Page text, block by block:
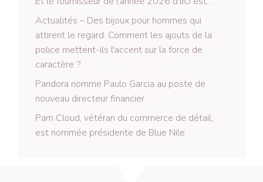
Actualités – Des bijoux pour hommes qui
attirent le regard. Comment les ajouts de la
police mettent-ils l'accent sur la force de
caractère ?
Pandora nomme Paulo Garcia au poste de
nouveau directeur financier
Pam Cloud, vétéran du commerce de détail,
est nommée présidente de Blue Nile